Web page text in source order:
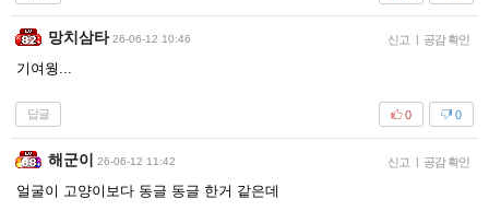
망치삼타 26-06-12 10:46 신고 | 공감 확인
기여웡...
답글 0
0
해군이 26-06-12 11:42 신고 | 공감 확인
얼굴이 고양이보다 동글 동글 한거 같은데